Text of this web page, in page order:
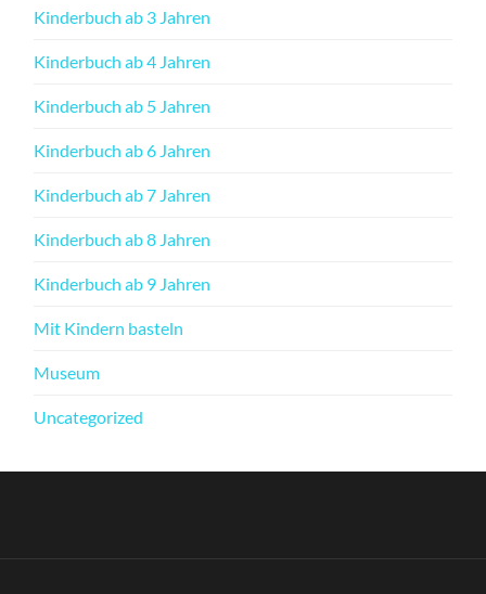
Kinderbuch ab 3 Jahren
Kinderbuch ab 4 Jahren
Kinderbuch ab 5 Jahren
Kinderbuch ab 6 Jahren
Kinderbuch ab 7 Jahren
Kinderbuch ab 8 Jahren
Kinderbuch ab 9 Jahren
Mit Kindern basteln
Museum
Uncategorized